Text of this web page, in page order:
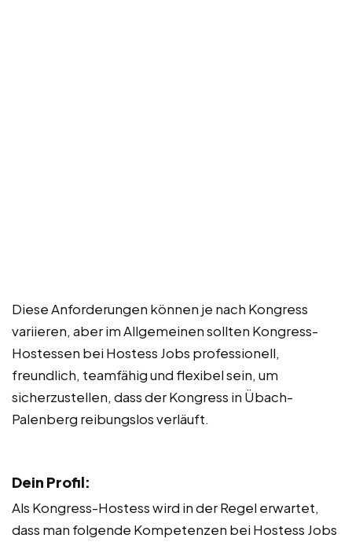
Diese Anforderungen können je nach Kongress
variieren, aber im Allgemeinen sollten Kongress-
Hostessen bei Hostess Jobs professionell,
freundlich, teamfähig und flexibel sein, um
sicherzustellen, dass der Kongress in Übach-
Palenberg reibungslos verläuft.
Dein Profil:
Als Kongress-Hostess wird in der Regel erwartet,
dass man folgende Kompetenzen bei Hostess Jobs